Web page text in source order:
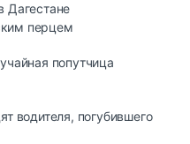
Дагестане
перцем
попутчица
водителя, погубившего